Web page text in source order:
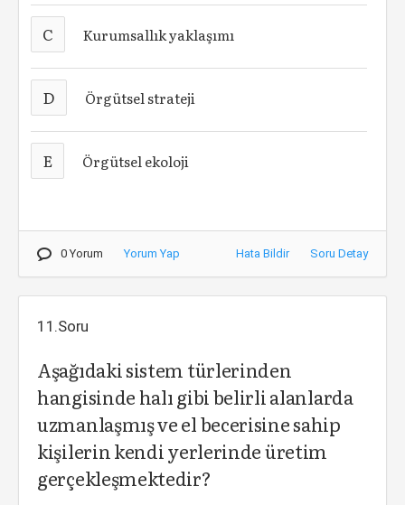
C Kurumsallık yaklaşımı
D Örgütsel strateji
E Örgütsel ekoloji
0 Yorum Yorum Yap Hata Bildir Soru Detay
11.Soru
Aşağıdaki sistem türlerinden
hangisinde halı gibi belirli alanlarda
uzmanlaşmış ve el becerisine sahip
kişilerin kendi yerlerinde üretim
gerçekleşmektedir?